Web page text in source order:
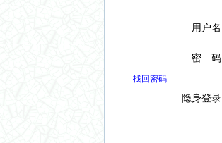
用户名
密 码
找回密码
隐身登录